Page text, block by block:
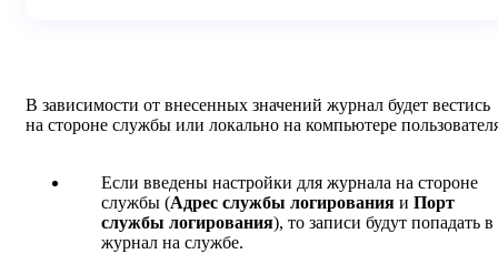
В зависимости от внесенных значений журнал будет вестись
на стороне службы или локально на компьютере
Если введены настройки для журнала на стороне
службы (Адрес службы логирования и Порт
службы логирования), то записи будут попадать в
журнал на службе.